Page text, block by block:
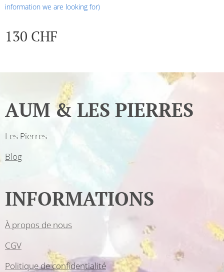
information we are looking for)
130 CHF
AUM & LES PIERRES
Les Pierres
Blog
INFORMATIONS
À propos de nous
CGV
Politique de confidentialité